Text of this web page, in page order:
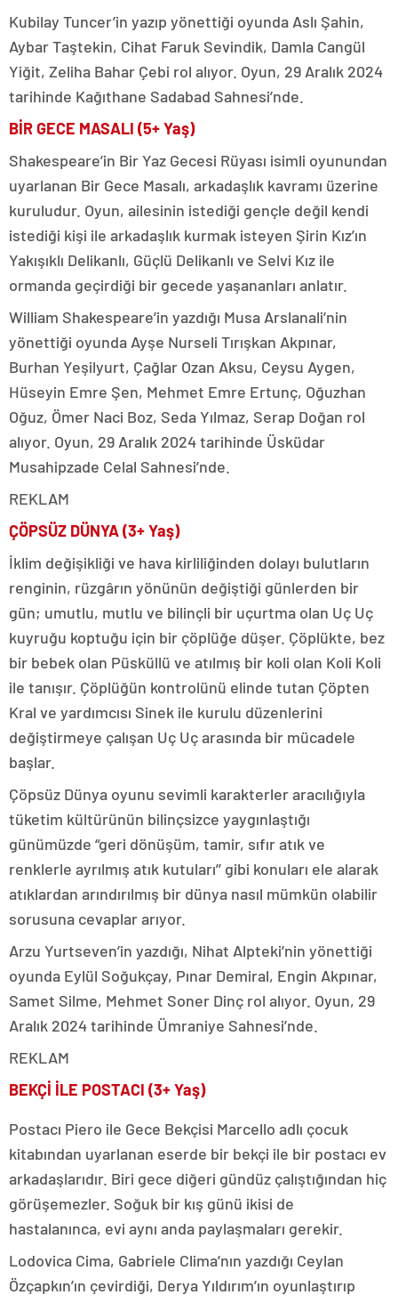
Kubilay Tuncer’in yazıp yönettiği oyunda Aslı Şahin,
Aybar Taştekin, Cihat Faruk Sevindik, Damla Cangül
Yiğit, Zeliha Bahar Çebi rol alıyor. Oyun, 29 Aralık 2024
tarihinde Kağıthane Sadabad Sahnesi’nde.
BİR GECE MASALI (5+ Yaş)
Shakespeare’in Bir Yaz Gecesi Rüyası isimli oyunundan
uyarlanan Bir Gece Masalı, arkadaşlık kavramı üzerine
kuruludur. Oyun, ailesinin istediği gençle değil kendi
istediği kişi ile arkadaşlık kurmak isteyen Şirin Kız’ın
Yakışıklı Delikanlı, Güçlü Delikanlı ve Selvi Kız ile
ormanda geçirdiği bir gecede yaşananları anlatır.
William Shakespeare’in yazdığı Musa Arslanali’nin
yönettiği oyunda Ayşe Nurseli Tırışkan Akpınar,
Burhan Yeşilyurt, Çağlar Ozan Aksu, Ceysu Aygen,
Hüseyin Emre Şen, Mehmet Emre Ertunç, Oğuzhan
Oğuz, Ömer Naci Boz, Seda Yılmaz, Serap Doğan rol
alıyor. Oyun, 29 Aralık 2024 tarihinde Üsküdar
Musahipzade Celal Sahnesi’nde.
REKLAM
ÇÖPSÜZ DÜNYA (3+ Yaş)
İklim değişikliği ve hava kirliliğinden dolayı bulutların
renginin, rüzgârın yönünün değiştiği günlerden bir
gün; umutlu, mutlu ve bilinçli bir uçurtma olan Uç Uç
kuyruğu koptuğu için bir çöplüğe düşer. Çöplükte, bez
bir bebek olan Püsküllü ve atılmış bir koli olan Koli Koli
ile tanışır. Çöplüğün kontrolünü elinde tutan Çöpten
Kral ve yardımcısı Sinek ile kurulu düzenlerini
değiştirmeye çalışan Uç Uç arasında bir mücadele
başlar.
Çöpsüz Dünya oyunu sevimli karakterler aracılığıyla
tüketim kültürünün bilinçsizce yaygınlaştığı
günümüzde “geri dönüşüm, tamir, sıfır atık ve
renklerle ayrılmış atık kutuları’’ gibi konuları ele alarak
atıklardan arındırılmış bir dünya nasıl mümkün olabilir
sorusuna cevaplar arıyor.
Arzu Yurtseven’in yazdığı, Nihat Alpteki’nin yönettiği
oyunda Eylül Soğukçay, Pınar Demiral, Engin Akpınar,
Samet Silme, Mehmet Soner Dinç rol alıyor. Oyun, 29
Aralık 2024 tarihinde Ümraniye Sahnesi’nde.
REKLAM
BEKÇİ İLE POSTACI (3+ Yaş)
Postacı Piero ile Gece Bekçisi Marcello adlı çocuk
kitabından uyarlanan eserde bir bekçi ile bir postacı ev
arkadaşlarıdır. Biri gece diğeri gündüz çalıştığından hiç
görüşemezler. Soğuk bir kış günü ikisi de
hastalanınca, evi aynı anda paylaşmaları gerekir.
Lodovica Cima, Gabriele Clima’nın yazdığı Ceylan
Özçapkın’ın çevirdiği, Derya Yıldırım’ın oyunlaştırıp